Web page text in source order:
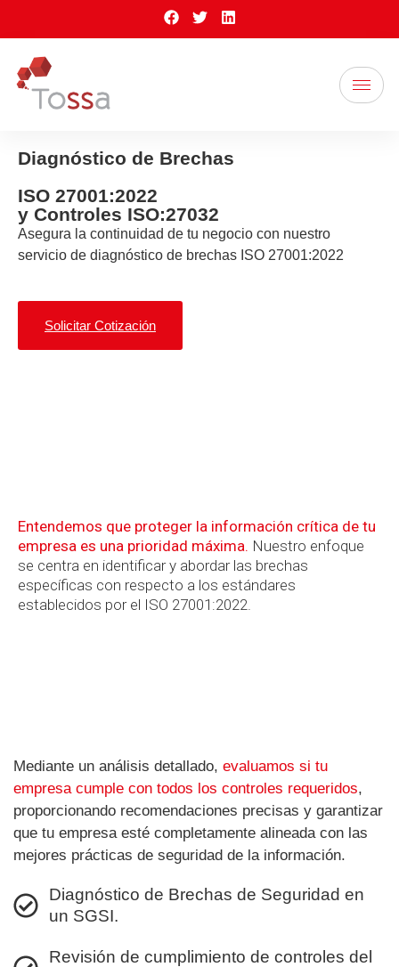
Diagnóstico de Brechas
ISO 27001:2022
y Controles ISO:27032
Asegura la continuidad de tu negocio con nuestro
servicio de diagnóstico de brechas ISO 27001:2022
Solicitar Cotización
Entendemos que proteger la información crítica de tu
empresa es una prioridad máxima. Nuestro enfoque
se centra en identificar y abordar las brechas
específicas con respecto a los estándares
establecidos por el ISO 27001:2022.
Mediante un análisis detallado, evaluamos si tu
empresa cumple con todos los controles requeridos,
proporcionando recomendaciones precisas y garantizar
que tu empresa esté completamente alineada con las
mejores prácticas de seguridad de la información.
Diagnóstico de Brechas de Seguridad en
un SGSI.
Revisión de cumplimiento de controles del